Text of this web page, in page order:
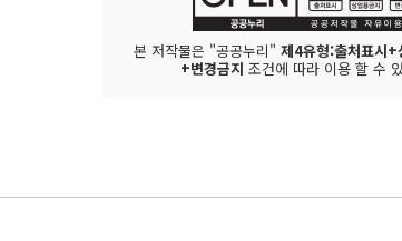
본 저작물은 "공공누리" 제4유형:출처표시+
+변경금지 조건에 따라 이용 할 수